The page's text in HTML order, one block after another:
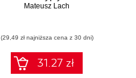
Mateusz Lach
(29,49 zł najniższa cena z 30 dni)
31.27 zł